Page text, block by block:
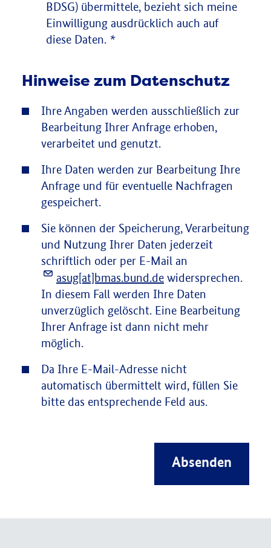
BDSG) übermittele, bezieht sich meine
Einwilligung ausdrücklich auch auf
diese Daten. *
Hinweise zum Datenschutz
Ihre Angaben werden ausschließlich zur
Bearbeitung Ihrer Anfrage erhoben,
verarbeitet und genutzt.
Ihre Daten werden zur Bearbeitung Ihre
Anfrage und für eventuelle Nachfragen
gespeichert.
Sie können der Speicherung, Verarbeitung
und Nutzung Ihrer Daten jederzeit
schriftlich oder per E-Mail an
asug[at]bmas.bund.de widersprechen.
In diesem Fall werden Ihre Daten
unverzüglich gelöscht. Eine Bearbeitung
Ihrer Anfrage ist dann nicht mehr
möglich.
Da Ihre E-Mail-Adresse nicht
automatisch übermittelt wird, füllen Sie
bitte das entsprechende Feld aus.
Absenden